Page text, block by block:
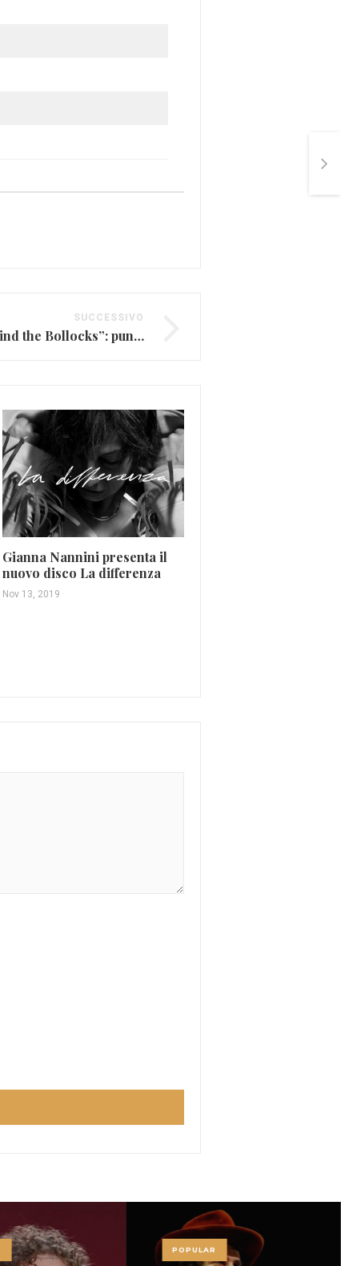
SUCCESSIVO
I Sex Pistols e “Never Mind the Bollocks”: punk britannico
Gianna Nannini presenta il
nuovo disco La differenza
Nov 13, 2019
POPULAR